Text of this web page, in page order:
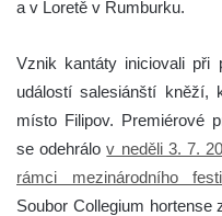
a v Loretě v Rumburku.
Vznik kantáty iniciovali při
událostí salesiánští kněží,
místo Filipov. Premiérové
se odehrálov neděli 3. 7.
rámci mezinárodního
Soubor Collegium hortense